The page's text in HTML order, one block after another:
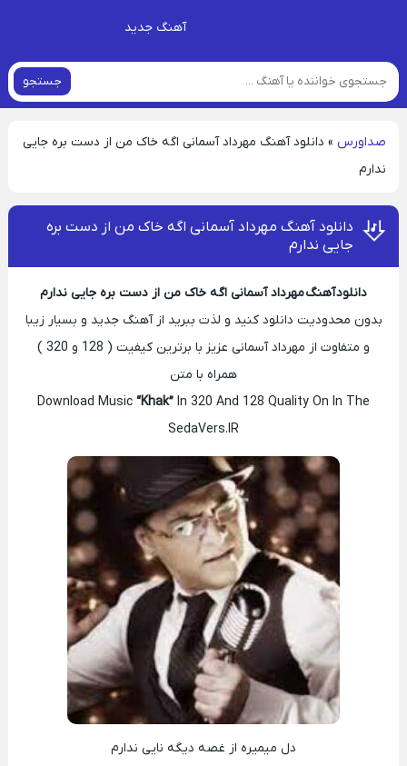
آهنگ جدید
جستجو
صداورس » دانلود آهنگ مهرداد آسمانی اگه خاک من از دست بره جایی
ندارم
دانلود آهنگ مهرداد آسمانی اگه خاک من از دست بره
جایی ندارم
دانلود آهنگ مهرداد آسمانی اگه خاک من از دست بره جایی ندارم
بدون محدودیت دانلود کنید و لذت ببرید از آهنگ جدید و بسیار زیبا
و متفاوت از مهرداد آسمانی عزیز با برترین کیفیت ( 128 و 320 )
همراه با متن
Download Music “Khak” In 320 And 128 Quality On In The
SedaVers.IR
دل میمیره از غصه دیگه نایی ندارم